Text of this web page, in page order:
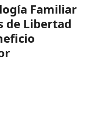
Familiar
de Libertad